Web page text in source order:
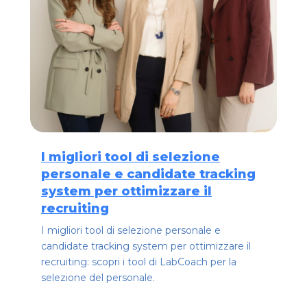
I migliori tool di selezione
personale e candidate tracking
system per ottimizzare il
recruiting
I migliori tool di selezione personale e
candidate tracking system per ottimizzare il
recruiting: scopri i tool di LabCoach per la
selezione del personale.